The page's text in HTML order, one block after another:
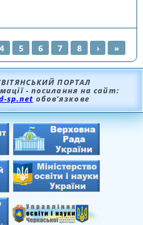
4 5 6 7 8 › »
ПОРТАЛ
- посилання на сайт:
sp.net обов’язкове